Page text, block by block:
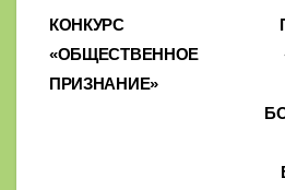
Навигация
по
КОНКУРС
«ОБЩЕСТВЕННОЕ
ПРИЗНАНИЕ»